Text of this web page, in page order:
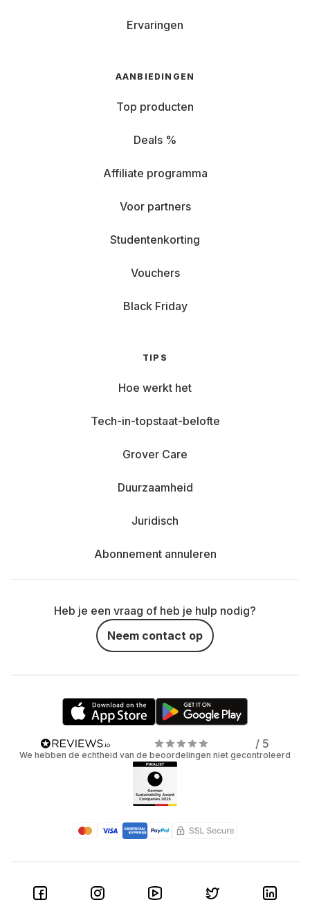
Ervaringen
AANBIEDINGEN
Top producten
Deals %
Affiliate programma
Voor partners
Studentenkorting
Vouchers
Black Friday
TIPS
Hoe werkt het
Tech-in-topstaat-belofte
Grover Care
Duurzaamheid
Juridisch
Abonnement annuleren
Heb je een vraag of heb je hulp nodig?
Neem contact op
/ 5
We hebben de echtheid van de beoordelingen niet gecontroleerd